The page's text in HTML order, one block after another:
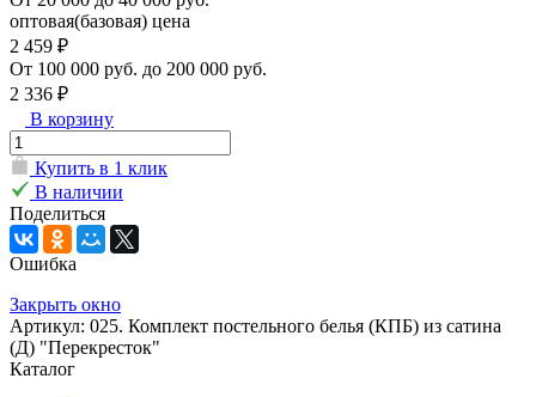
оптовая(базовая) цена
2 459 ₽
От 100 000 руб. до 200 000 руб.
2 336 ₽
В корзину
Купить в 1 клик
В наличии
Поделиться
Ошибка
Закрыть окно
Артикул: 025. Комплект постельного белья (КПБ) из сатина
(Д) "Перекресток"
Каталог